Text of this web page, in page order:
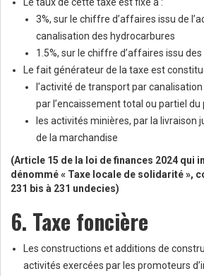
3%, sur le chiffre d’affaires issu de
canalisation des hydrocarbures
1.5%, sur le chiffre d’affaires issu
Le fait générateur de la taxe est
l’activité de transport par
par l’encaissement total ou partiel du
les activités minières, par la livraison
de la marchandise
(Article 15 de la loi de finances 2024 qui
dénommé « Taxe locale de solidarité »,
231 bis à 231 undecies)
6. Taxe foncière
Les constructions et additions de
activités exercées par les promoteurs